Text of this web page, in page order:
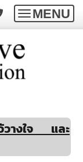
Toggle
MENU
วางใจ และ